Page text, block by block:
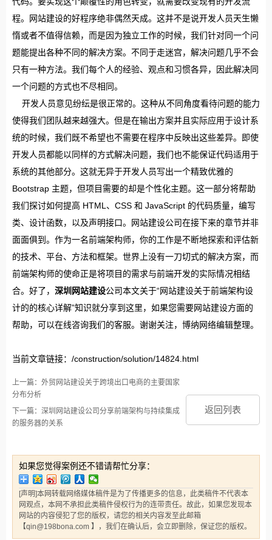
程。网站建设的好程序绝非偶然天成。这并不是说开发人员天生懒
惰或者不值得信赖，而是因为独立工作的时候，我们针对同一个问
题能提出各种不同的解决方案。不同于走迷宫，解决问题几乎不会
只有一种方法。我们每个人的经验、观点和习惯各异，因此解决同
一个问题的方式也不尽相同。
开发人员意见纷纭是很正常的。这种从不同角度看待问题的能力
使得我们团队越来越强大。但是在输出方案并且实际应用于设计系
统的时候，我们既不希望也不需要在程序中反映出这些差异。即使
开发人员都能以同样的方式解决问题，我们也不能保证代码适用于
系统的其他部分。这就无异于开发人员写出一个精致优雅的
Bootstrap 主题，但项目需要的却是个性化主题。这一部分将帮助
我们探讨如何提高 HTML、CSS 和 JavaScript 的代码质量，编写
类、设计函数，以及声明接口。网站建设公司在接下来的章节并非
面面俱到。作为一名前端架构师，你的工作是不断地探索和评估新
的技术、平台、方法和框架。世界上没有一刀切式的解决方案，而
前端架构师的使命正是将项目的需求与前端开发的实际情况相结
合。好了， 深圳网站建设公司本文关于“网站建设关于前端架构设
计的的核心详解”知识就分享到这里，如果您需要网站建设方面的
帮助，可以在线咨询我们的客服。谢谢关注，博纳网络编辑整理。
当前文章链接：/construction/solution/14824.html
上一篇：外贸网站建设关于跨境出口电商的主要国家
分布分析
下一篇：深圳网站建设公司分享前端架构与持续集成
的服务器的关系
返回列表
如果您觉得案例还不错请帮忙分享：
[声明]本网转载网络媒体稿件是为了传播更多的信息，此类稿件不代表本
网观点，本网不承担此类稿件侵权行为的连带责任。故此，如果您发现本
网站的内容侵犯了您的版权，请您的相关内容发至此邮箱
【qin@198bona.com 】，我们在确认后，会立即删除，保证您的版权。